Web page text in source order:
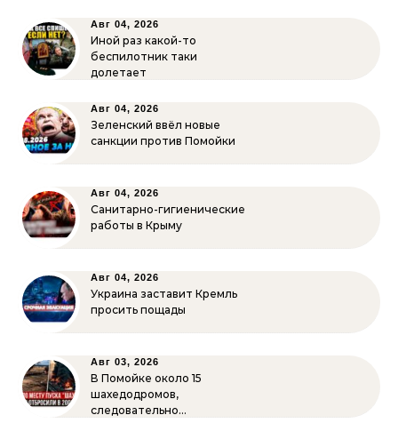
Авг 04, 2026
Иной раз какой-то
беспилотник таки
долетает
Авг 04, 2026
Зеленский ввёл новые
санкции против Помойки
Авг 04, 2026
Санитарно-гигиенические
работы в Крыму
Авг 04, 2026
Украина заставит Кремль
просить пощады
Авг 03, 2026
В Помойке около 15
шахедодромов,
следовательно…